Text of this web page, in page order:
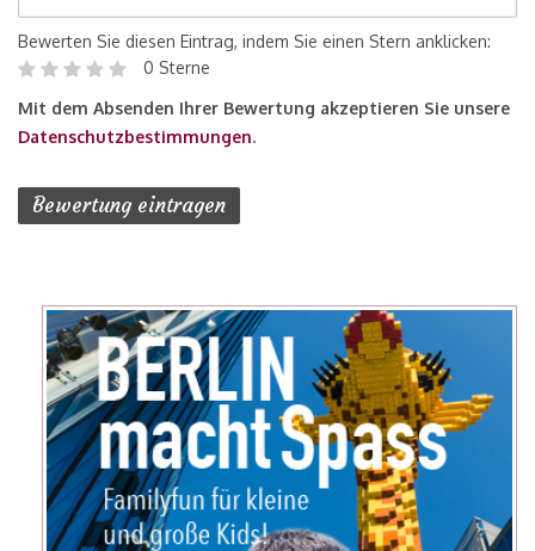
Bewerten Sie diesen Eintrag, indem Sie einen Stern anklicken:
0 Sterne
Mit dem Absenden Ihrer Bewertung akzeptieren Sie unsere
Datenschutzbestimmungen.